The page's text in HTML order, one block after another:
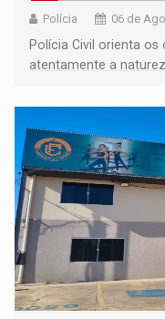
Polícia 06 de
Polícia Civil orienta
atentamente a